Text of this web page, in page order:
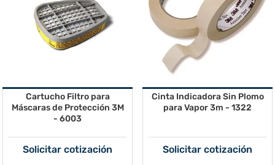
Cartucho Filtro para
Máscaras de Protección 3M
- 6003
Solicitar cotización
Cinta Indicadora Sin Plomo
para Vapor 3m - 1322
Solicitar cotización